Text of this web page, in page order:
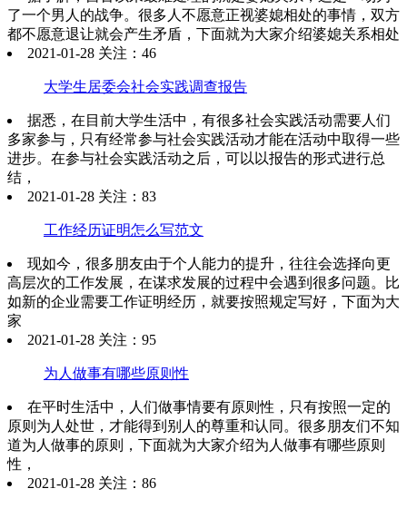
了一个男人的战争。很多人不愿意正视婆媳相处的事情，双方
都不愿意退让就会产生矛盾，下面就为大家介绍婆媳关系相处
2021-01-28 关注：46
大学生居委会社会实践调查报告
据悉，在目前大学生活中，有很多社会实践活动需要人们
多家参与，只有经常参与社会实践活动才能在活动中取得一些
进步。在参与社会实践活动之后，可以以报告的形式进行总
结，
2021-01-28 关注：83
工作经历证明怎么写范文
现如今，很多朋友由于个人能力的提升，往往会选择向更
高层次的工作发展，在谋求发展的过程中会遇到很多问题。比
如新的企业需要工作证明经历，就要按照规定写好，下面为大
家
2021-01-28 关注：95
为人做事有哪些原则性
在平时生活中，人们做事情要有原则性，只有按照一定的
原则为人处世，才能得到别人的尊重和认同。很多朋友们不知
道为人做事的原则，下面就为大家介绍为人做事有哪些原则
性，
2021-01-28 关注：86